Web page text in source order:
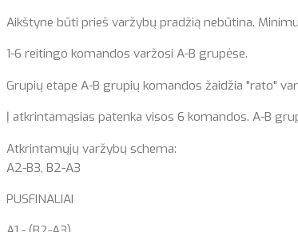
Aikštyne būti prieš varžybų pradžią nebūtina.
1-6 reitingo komandos varžosi A-B grupėse.
Grupių etape A-B grupių komandos žaidžia "rato"
Į atkrintamąsias patenka visos 6 komandos. A-B
Atkrintamųjų varžybų schema:
A2-B3, B2-A3
PUSFINALIAI